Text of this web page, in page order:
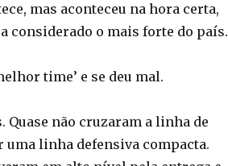
mas aconteceu na hora certa,
considerado o mais forte do país.
time’ e se deu mal.
não cruzaram a linha de
uma linha defensiva compacta.